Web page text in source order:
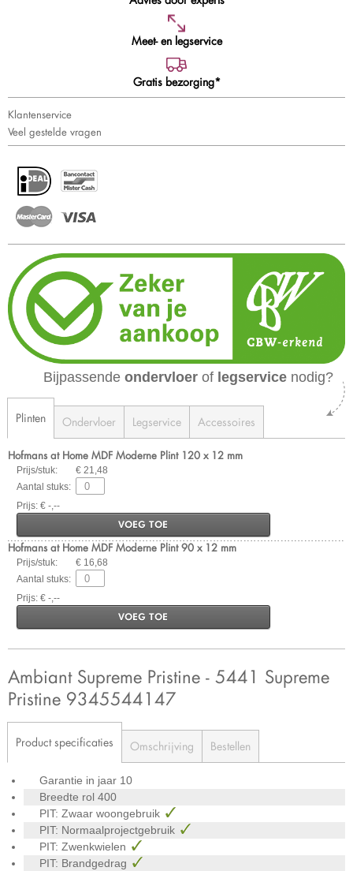
Meet- en legservice
Gratis bezorging*
Klantenservice
Veel gestelde vragen
Bijpassende ondervloer of legservice nodig?
Plinten Ondervloer Legservice Accessoires
Hofmans at Home MDF Moderne Plint 120 x 12 mm
Prijs/stuk:
€ 21,48
Aantal stuks:
Prijs: € -,--
VOEG TOE
Hofmans at Home MDF Moderne Plint 90 x 12 mm
Prijs/stuk:
€ 16,68
Aantal stuks:
Prijs: € -,--
VOEG TOE
Ambiant Supreme Pristine - 5441 Supreme
Pristine 9345544147
Product specificaties Omschrijving Bestellen
Garantie in jaar 10
Breedte rol 400
PIT: Zwaar woongebruik
PIT: Normaalprojectgebruik
PIT: Zwenkwielen
PIT: Brandgedrag